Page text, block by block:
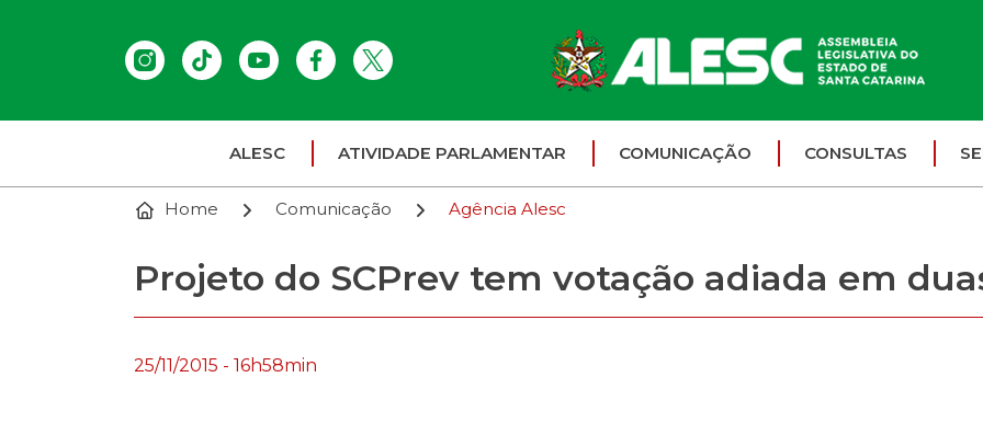
ALESC ATIVIDADE PARLAMENTAR COMUNICAÇÃO CONSULTAS
Home Comunicação Agência Alesc
Projeto do SCPrev tem votação adiada em
25/11/2015 - 16h58min